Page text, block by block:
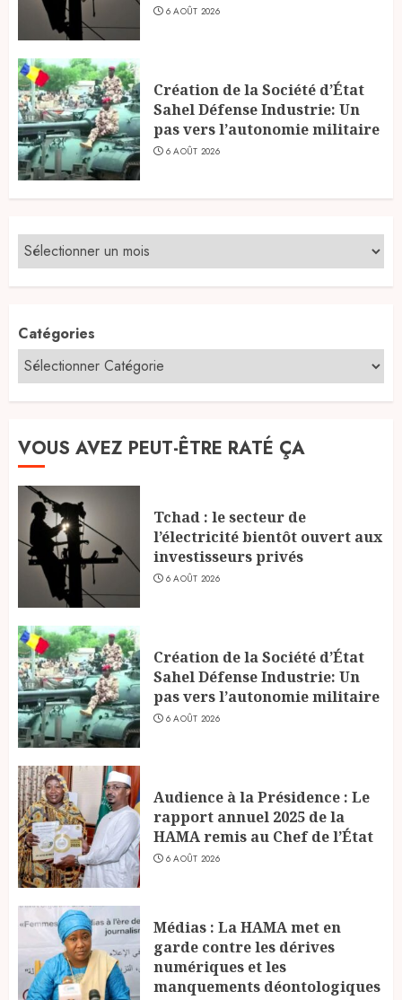
6 AOÛT 2026
Création de la Société d’État
Sahel Défense Industrie: Un
pas vers l’autonomie militaire
6 AOÛT 2026
Catégories
VOUS AVEZ PEUT-ÊTRE RATÉ ÇA
Tchad : le secteur de
l’électricité bientôt ouvert aux
investisseurs privés
6 AOÛT 2026
Création de la Société d’État
Sahel Défense Industrie: Un
pas vers l’autonomie militaire
6 AOÛT 2026
Audience à la Présidence : Le
rapport annuel 2025 de la
HAMA remis au Chef de l’État
6 AOÛT 2026
Médias : La HAMA met en
garde contre les dérives
numériques et les
manquements déontologiques